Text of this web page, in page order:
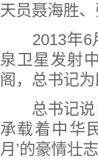
天员聂海胜
2013年6月
泉卫星发射
阁，总书记
总书记说：
承载着中华
月’的豪情壮志